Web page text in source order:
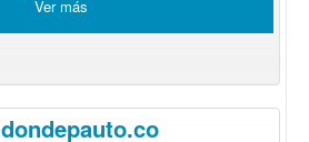
Ver más
dondepauto.co